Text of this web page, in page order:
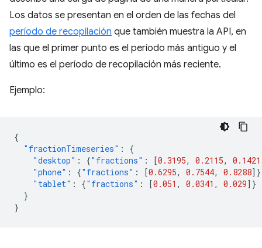
Los datos se presentan en el orden de las fechas del
período de recopilación que también muestra la API, en
las que el primer punto es el período más antiguo y el
último es el período de recopilación más reciente.
Ejemplo:
{
"fractionTimeseries" :
{
"desktop" : {"fractions" : [0.3195, 0.2115, 0.1421
"phone" : {"fractions" : [0.6295, 0.7544, 0.8288
"tablet" : {"fractions" : [0.051 , 0.0341 , 0.029]}
}
}